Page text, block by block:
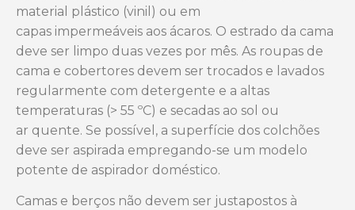
material plástico (vinil) ou em
capas impermeáveis aos ácaros. O estrado da cama
deve ser limpo duas vezes por mês. As roupas de
cama e cobertores devem ser trocados e lavados
regularmente com detergente e a altas
temperaturas (> 55 ºC) e secadas ao sol ou
ar quente. Se possível, a superfície dos colchões
deve ser aspirada empregando-se um modelo
potente de aspirador doméstico.
Camas e berços não devem ser justapostos à